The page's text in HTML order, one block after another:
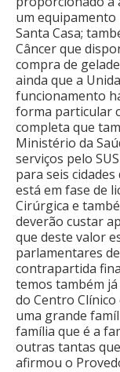
um
Santa Casa;
Câncer que
compra de
ainda que a
funcionamento
forma particular
completa que
Ministério da
serviços pelo
para seis
está em fase de
Cirúrgica e
deverão custar
que deste valor
parlamentares
contrapartida
temos também
do Centro
uma grande
família que é a
outras tantas
afirmou o